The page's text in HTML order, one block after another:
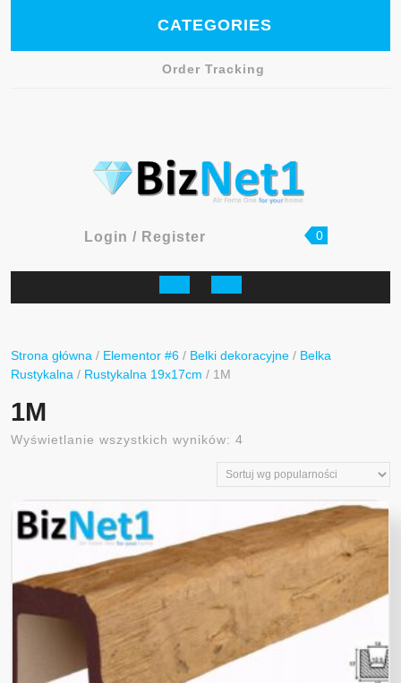
CATEGORIES
Order Tracking
Login / RegisterLogin
Register
shopping
0
Open
Strona główna / Elementor #6 / Belki dekoracyjne / Belka
Rustykalna / Rustykalna 19x17cm / 1M
1M
Wyświetlanie wszystkich wyników: 4
popularności